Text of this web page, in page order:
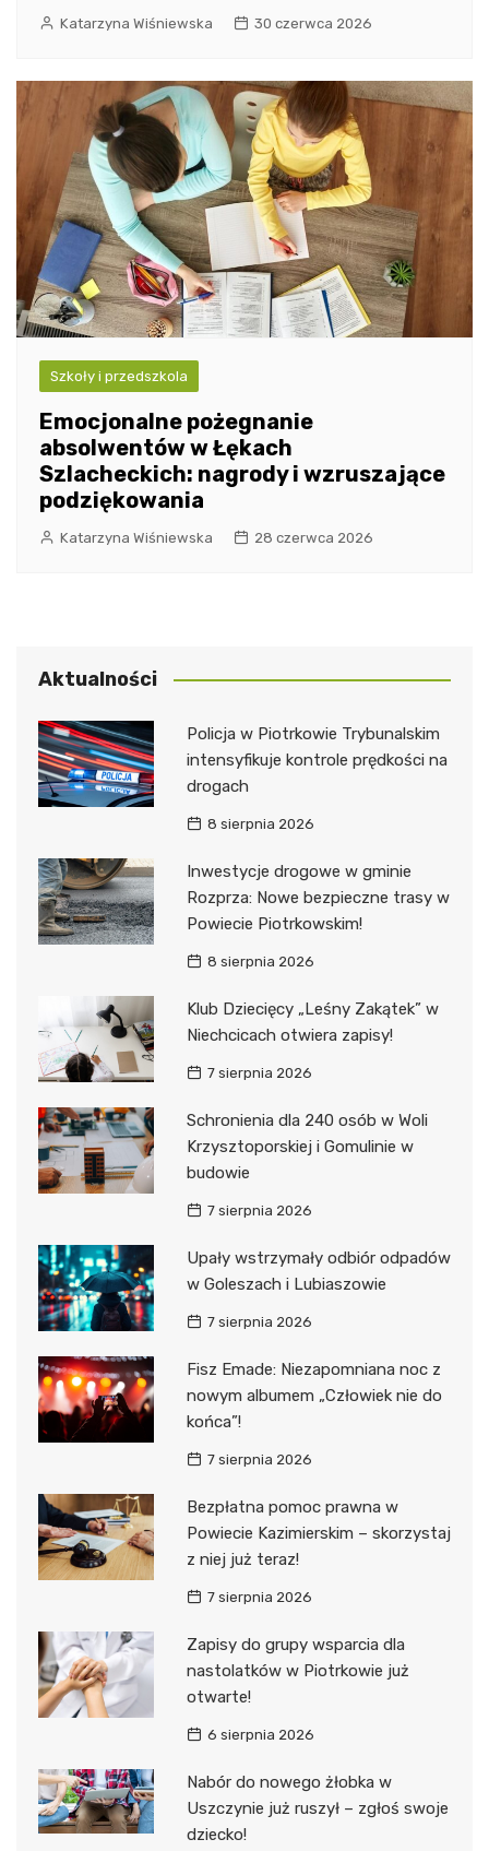
Katarzyna Wiśniewska 30 czerwca 2026
Szkoły i przedszkola
Emocjonalne pożegnanie
absolwentów w Łękach
Szlacheckich: nagrody i wzruszające
podziękowania
Katarzyna Wiśniewska 28 czerwca 2026
Aktualności
Policja w Piotrkowie Trybunalskim
intensyfikuje kontrole prędkości na
drogach
8 sierpnia 2026
Inwestycje drogowe w gminie
Rozprza: Nowe bezpieczne trasy w
Powiecie Piotrkowskim!
8 sierpnia 2026
Klub Dziecięcy „Leśny Zakątek” w
Niechcicach otwiera zapisy!
7 sierpnia 2026
Schronienia dla 240 osób w Woli
Krzysztoporskiej i Gomulinie w
budowie
7 sierpnia 2026
Upały wstrzymały odbiór odpadów
w Goleszach i Lubiaszowie
7 sierpnia 2026
Fisz Emade: Niezapomniana noc z
nowym albumem „Człowiek nie do
końca”!
7 sierpnia 2026
Bezpłatna pomoc prawna w
Powiecie Kazimierskim – skorzystaj
z niej już teraz!
7 sierpnia 2026
Zapisy do grupy wsparcia dla
nastolatków w Piotrkowie już
otwarte!
6 sierpnia 2026
Nabór do nowego żłobka w
Uszczynie już ruszył – zgłoś swoje
dziecko!